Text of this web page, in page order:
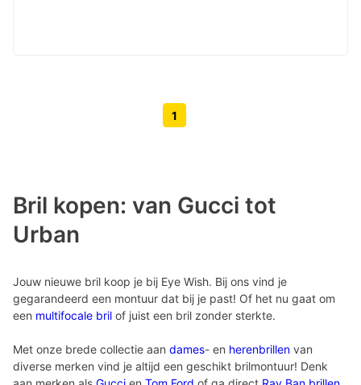
Vorige pagina knop
1
Bril kopen: van Gucci tot
Urban
Jouw nieuwe bril koop je bij Eye Wish. Bij ons vind je
gegarandeerd een montuur dat bij je past! Of het nu gaat om
een multifocale bril of juist een bril zonder sterkte.
Met onze brede collectie aan dames- en herenbrillen van
diverse merken vind je altijd een geschikt brilmontuur! Denk